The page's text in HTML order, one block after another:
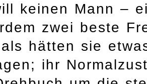
keinen Mann –
zwei beste
hätten sie
ihr